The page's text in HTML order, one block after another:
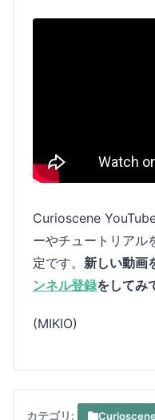
Curioscene
ーやチュートリアル
定です。 新しい動画
ンネル登録をしてみ
(MIKIO)
カテゴリ: